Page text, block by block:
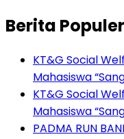
Berita Populer
KT&G Social
Mahasiswa
KT&G Social
Mahasiswa
PADMA RUN